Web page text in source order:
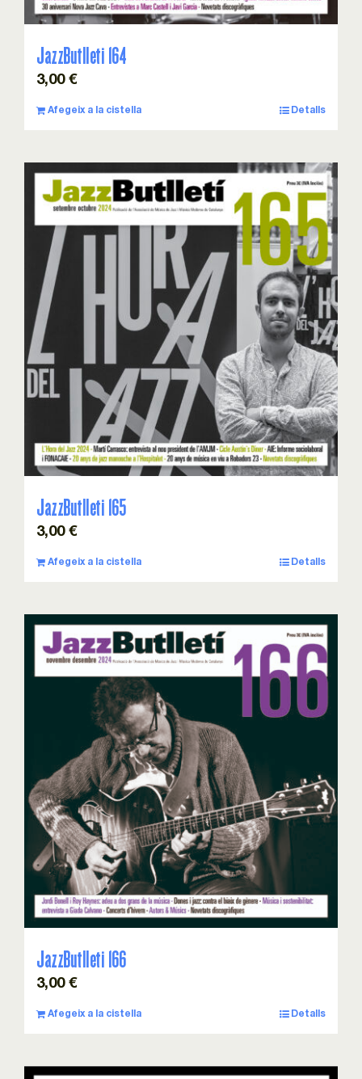
JazzButlleti 164
3,00 €
Afegeix a la cistella Detalls
JazzButlleti 165
3,00 €
Afegeix a la cistella Detalls
JazzButlleti 166
3,00 €
Afegeix a la cistella Detalls